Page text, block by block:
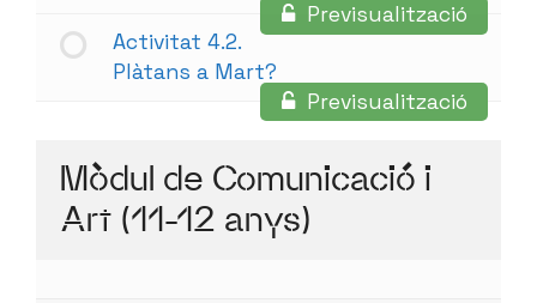
Previsualització
Activitat 4.2.
Plàtans a Mart?
Previsualització
Mòdul de Comunicació i
Art (11-12 anys)